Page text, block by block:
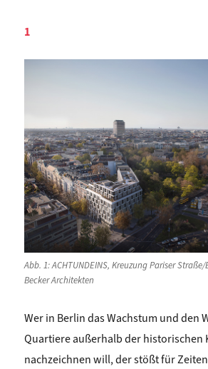
1
Abb. 1: ACHTUNDEINS, Kreuzung Pariser
Becker Architekten
Wer in Berlin das Wachstum und den
Quartiere außerhalb der historischen
nachzeichnen will, der stößt für